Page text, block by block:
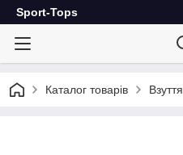
Sport-Tops
Каталог товарів Взуття